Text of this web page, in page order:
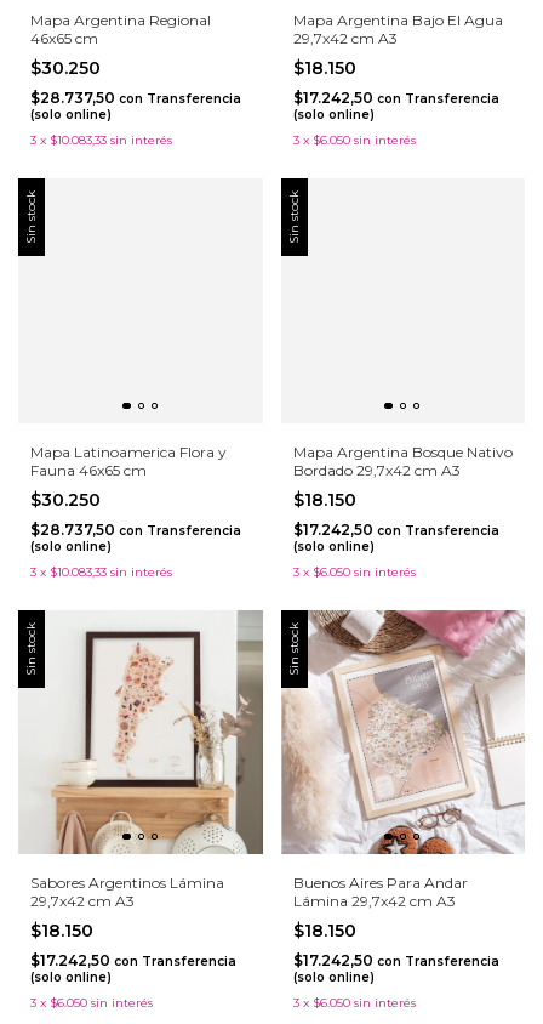
Mapa Argentina Regional
46x65 cm
$30.250
$28.737,50 con Transferencia
(solo online)
3 x $10.083,33 sin interés
Mapa Argentina Bajo El Agua
29,7x42 cm A3
$18.150
$17.242,50 con Transferencia
(solo online)
3 x $6.050 sin interés
Sin stock
Mapa Latinoamerica Flora y
Fauna 46x65 cm
$30.250
$28.737,50 con Transferencia
(solo online)
3 x $10.083,33 sin interés
Sin stock
Mapa Argentina Bosque Nativo
Bordado 29,7x42 cm A3
$18.150
$17.242,50 con Transferencia
(solo online)
3 x $6.050 sin interés
Sin stock
Sabores Argentinos Lámina
29,7x42 cm A3
$18.150
$17.242,50 con Transferencia
(solo online)
3 x $6.050 sin interés
Sin stock
Buenos Aires Para Andar
Lámina 29,7x42 cm A3
$18.150
$17.242,50 con Transferencia
(solo online)
3 x $6.050 sin interés